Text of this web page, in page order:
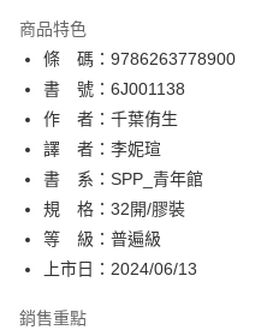
相關說明
【關於「AFTEE先享後付」】
AFTEE先享後付是「在收到商品之後
便利好安心！
１．簡單：不需註冊會員、不需綁卡、
２．便利：只要手機號碼，簡訊認證，
３．安心：先確認商品／服務後，再付
【「AFTEE先享後付」結帳流程】
１．於結帳方式選擇「AFTEE先享後
結帳頁面，進行簡訊認證並確認金額後
２．訂單成立數日內，您將收到繳費通
ATM／網路銀行／等多元方式進行付款
ATM付款
運送方式
全家取貨付款
每筆NT$80，滿NT$500(含以上)免
付款後全家取貨
商品特色
條 碼：9786263778900
書 號：6J001138
作 者：千葉侑生
譯 者：李妮瑄
書 系：SPP_青年館
規 格：32開/膠裝
等 級：普遍級
上市日：2024/06/13
銷售重點